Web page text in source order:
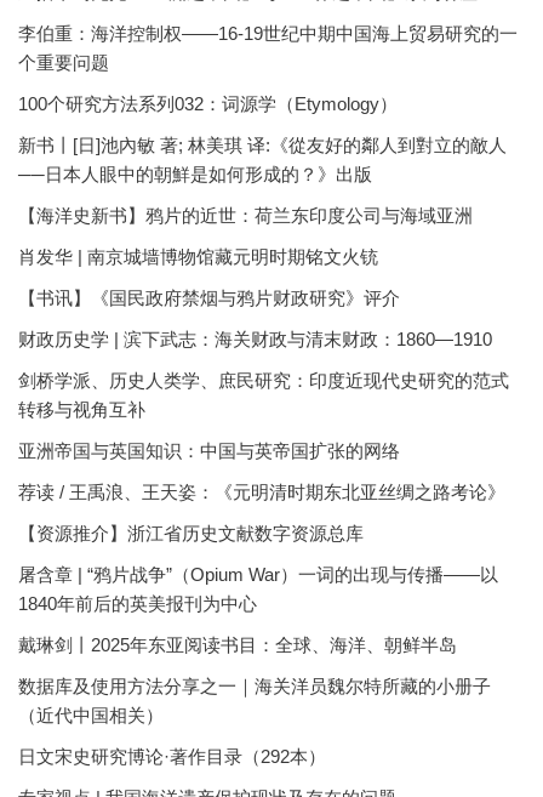
李伯重：海洋控制权——16-19世纪中期中国海上贸易研究的一
个重要问题
100个研究方法系列032：词源学（Etymology）
新书丨[日]池內敏 著; 林美琪 译:《從友好的鄰人到對立的敵人
──日本人眼中的朝鮮是如何形成的？》出版
【海洋史新书】鸦片的近世：荷兰东印度公司与海域亚洲
肖发华 | 南京城墙博物馆藏元明时期铭文火铳
【书讯】《国民政府禁烟与鸦片财政研究》评介
财政历史学 | 滨下武志：海关财政与清末财政：1860—1910
剑桥学派、历史人类学、庶民研究：印度近现代史研究的范式
转移与视角互补
亚洲帝国与英国知识：中国与英帝国扩张的网络
荐读 / 王禹浪、王天姿：《元明清时期东北亚丝绸之路考论》
【资源推介】浙江省历史文献数字资源总库
屠含章 | “鸦片战争”（Opium War）一词的出现与传播——以
1840年前后的英美报刊为中心
戴琳剑丨2025年东亚阅读书目：全球、海洋、朝鲜半岛
数据库及使用方法分享之一｜海关洋员魏尔特所藏的小册子
（近代中国相关）
日文宋史研究博论·著作目录（292本）